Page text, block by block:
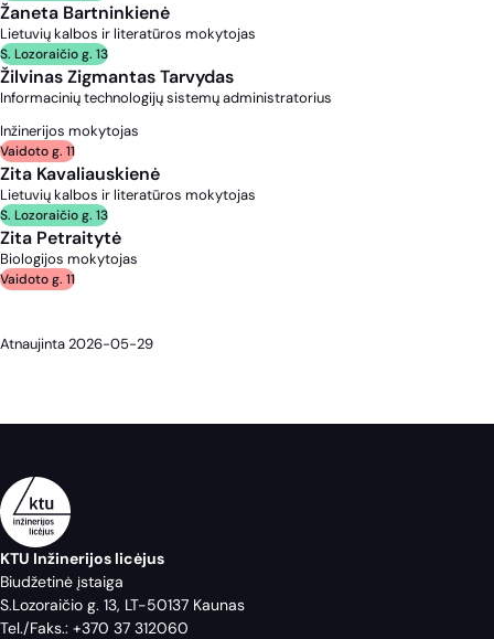
Žaneta Bartninkienė
Lietuvių kalbos ir literatūros mokytojas
S. Lozoraičio g. 13
Žilvinas Zigmantas Tarvydas
Informacinių technologijų sistemų administratorius
Inžinerijos mokytojas
Vaidoto g. 11
Zita Kavaliauskienė
Lietuvių kalbos ir literatūros mokytojas
S. Lozoraičio g. 13
Zita Petraitytė
Biologijos mokytojas
Vaidoto g. 11
Atnaujinta 2026-05-29
KTU Inžinerijos licėjus
Biudžetinė įstaiga
S.Lozoraičio g. 13, LT-50137 Kaunas
Tel./Faks.: +370 37 312060